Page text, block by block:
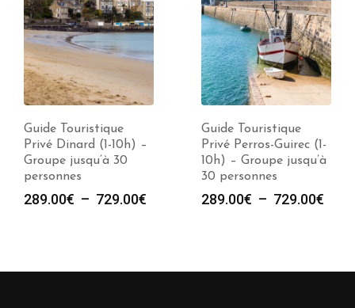
Guide Touristique
Privé Dinard (1-10h) –
Groupe jusqu’à 30
personnes
289.00€ – 729.00€
à
Guide Touristique
Privé Perros-Guirec (1-
10h) – Groupe jusqu’à
30 personnes
289.00€ – 729.00€
à